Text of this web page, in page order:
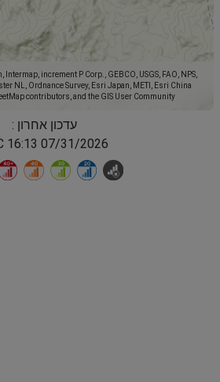
Intermap, increment P Corp., GEBCO, USGS, FAO, NPS,
NL, Ordnance Survey, Esri Japan, METI, Esri China
contributors, and the GIS User Community
עדכון אחרון :
07/31/2026 16:13 UTC